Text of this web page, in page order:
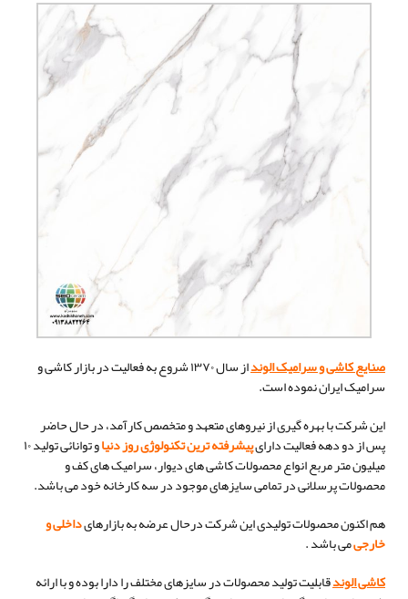
صنایع کاشی و سرامیک الوند از سال ۱۳۷۰ شروع به فعالیت در بازار کاشی و
سرامیک ایران نموده است.
این شرکت با بهره گیری از نیروهای متعهد و متخصص کارآمد، در حال حاضر
پس از دو دهه فعالیت دارایپیشرفته ترین تکنولوژی روز دنیا و توانائی تولید ۱۰
میلیون متر مربع انواع محصولات کاشی های دیوار، سرامیک های کف و
محصولات پرسلانی در تمامی سایزهای موجود در سه کارخانه خود می باشد.
هم اکنون محصولات تولیدی این شرکت درحال عرضه به بازارهایداخلی و
خارجیمی باشد .
کاشی الوندقابلیت تولید محصولات در سایزهای مختلف را دارا بوده و با ارائه